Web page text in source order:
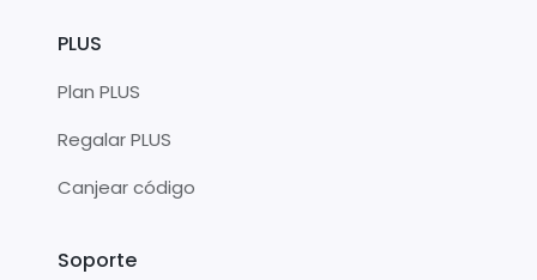
PLUS
Plan PLUS
Regalar PLUS
Canjear código
Soporte